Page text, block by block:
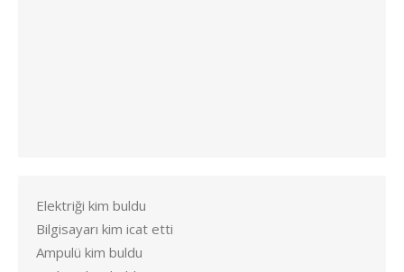
Elektriği kim buldu
Bilgisayarı kim icat etti
Ampulü kim buldu